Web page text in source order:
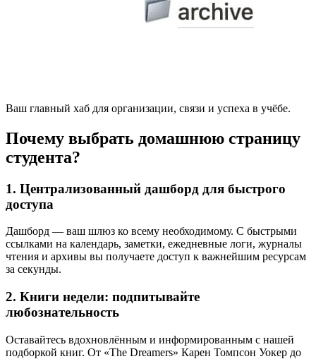
Ваш главный хаб для организации, связи и успеха в учёбе.
Почему выбрать домашнюю страницу
студента?
1. Централизованный дашборд для быстрого
доступа
Дашборд — ваш шлюз ко всему необходимому. С быстрыми
ссылками на календарь, заметки, ежедневные логи, журналы
чтения и архивы вы получаете доступ к важнейшим ресурсам
за секунды.
2. Книги недели: подпитывайте
любознательность
Оставайтесь вдохновлённым и информированным с нашей
подборкой книг. От «The Dreamers» Карен Томпсон Уокер до